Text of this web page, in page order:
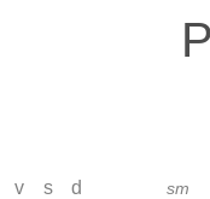
v s d sm